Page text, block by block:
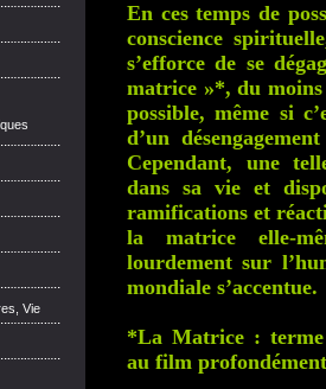
Vie
En ces temps de
conscience
s’efforce de se
matrice »*, du moins
possible, même si
d’un
Cependant, une
dans sa vie et
ramifications et
la matrice elle-
lourdement sur
mondiale s’accentue.
*La Matrice : terme
au film